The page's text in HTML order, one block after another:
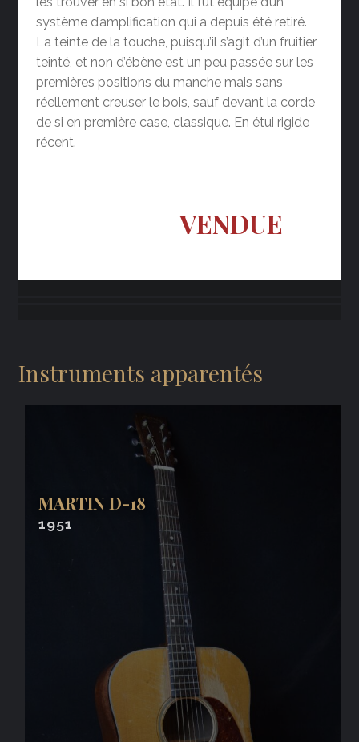
système d’amplification qui a depuis été retiré.
La teinte de la touche, puisqu’il s’agit d’un fruitier
teinté, et non d’ébène est un peu passée sur les
premières positions du manche mais sans
réellement creuser le bois, sauf devant la corde
de si en première case, classique. En étui rigide
récent.
VENDUE
Instruments apparentés
MARTIN D-18
1951